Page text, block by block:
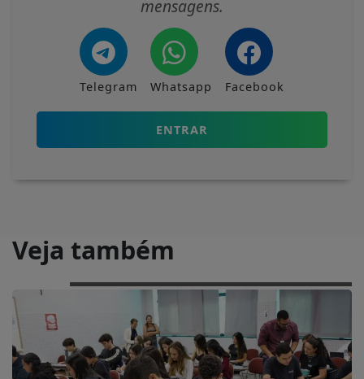
mensagens.
Telegram Whatsapp Facebook
ENTRAR
Veja também